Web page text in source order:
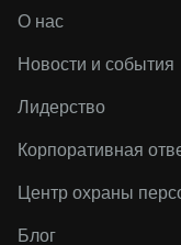
О нас
Новости и события
Лидерство
Корпоративная
Центр охраны
Блог